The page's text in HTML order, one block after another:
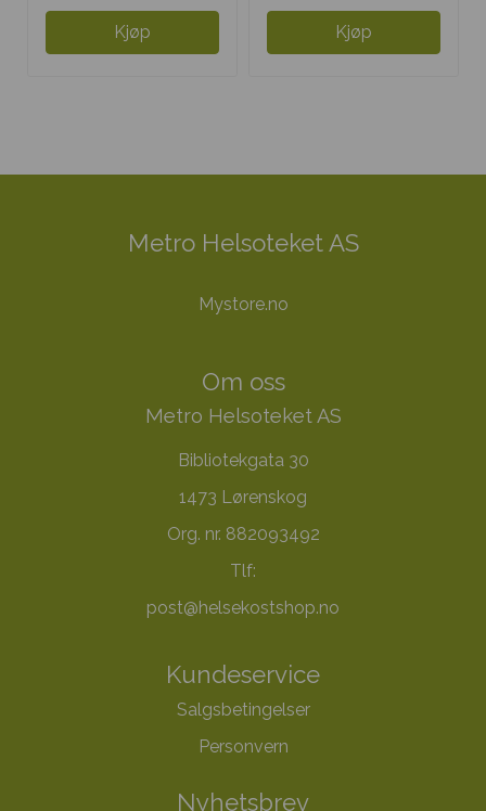
Kjøp Kjøp
Metro Helsoteket AS
Mystore.no
Om oss
Metro Helsoteket AS
Bibliotekgata 30
1473 Lørenskog
Org. nr. 882093492
Tlf:
post@helsekostshop.no
Kundeservice
Salgsbetingelser
Personvern
Nyhetsbrev